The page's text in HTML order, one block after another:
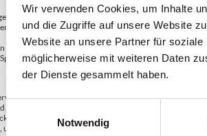
Wir verwenden Cookies, um Inhalte
und die Zugriffe auf unsere Website
Website an unsere Partner für
möglicherweise mit weiteren Daten
der Dienste gesammelt haben.
Notwendig
MwSt. Alle Angaben zu Grammaturen oder
von den tatsächlich gelieferten Produkten
zu vorverpackten Lebensmitteln finden Sie unter
von Allergenen seitens unsere Hersteller finden
3 - mit Antioxidationsmittel 4 - mit
Süßungsmittel/n 12 - nur bei Tafelsüßen zusätzlich
16 - chininhaltig 17 - koffeinhaltig 18 - mit
unter Hochdruck, farbstabilisierend (bei Frischfleisch)